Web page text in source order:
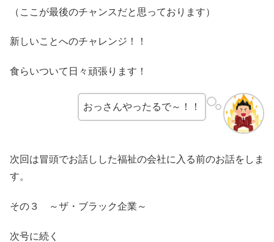
（ここが最後のチャンスだと思っております）
新しいことへのチャレンジ！！
食らいついて日々頑張ります！
おっさんやったるで～！！
次回は冒頭でお話しした福祉の会社に入る前のお話をしま
す。
その３ ～ザ・ブラック企業～
次号に続く